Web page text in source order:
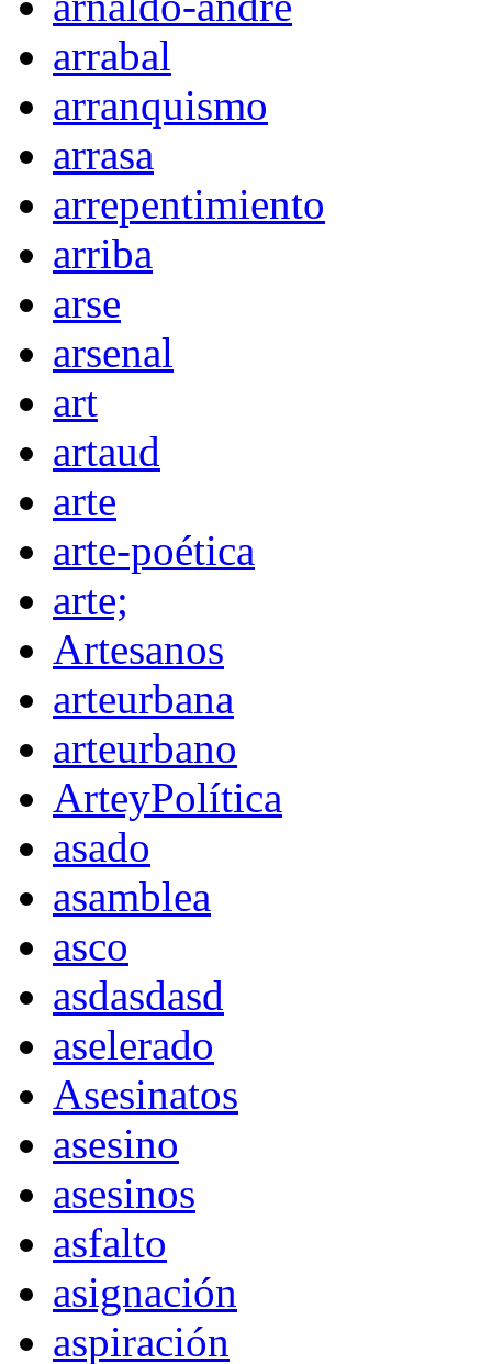
arrabal
arranquismo
arrasa
arrepentimiento
arriba
arse
arsenal
art
artaud
arte
arte-poética
arte;
Artesanos
arteurbana
arteurbano
ArteyPolítica
asado
asamblea
asco
asdasdasd
aselerado
Asesinatos
asesino
asesinos
asfalto
asignación
aspiración